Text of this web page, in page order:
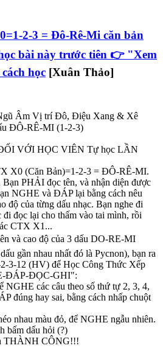
2-3 = Đô-Rê-Mi căn bản
bài này trước tiên 👉 "Xem
học [Xuân Thảo]
Âm Vị trí Đô, Điệu Xang & Xê
ĐÔ-RÊ-MI (1-2-3)
VỚI HỌC VIÊN Tự học LẦN
X0 (Căn Bản)=1-2-3 = ĐÔ-RÊ-MI.
PHẢI đọc tên, và nhận diện được
NGHE và ĐÁP lại bằng cách nêu
độ của từng dấu nhạc. Bạn nghe đi
đọc lại cho thấm vào tai mình, rồi
CTX X1...
và cao độ của 3 dấu DO-RE-MI
gần nhau nhất đó là Pycnon), bạn ra
3-12 (HV) để Học Công Thức Xếp
ĐÁP-ĐỌC-GHI":
NGHE các câu theo số thứ tự 2, 3, 4,
đúng hay sai, bằng cách nhấp chuột
nhau màu đỏ, để NGHE ngẫu nhiên.
bấm dấu hỏi (?)
THÀNH CÔNG!!!